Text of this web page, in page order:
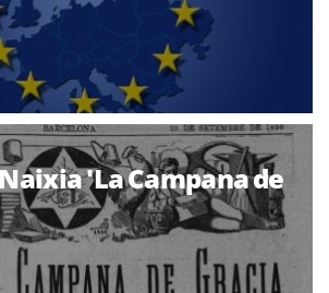
'La Campana de